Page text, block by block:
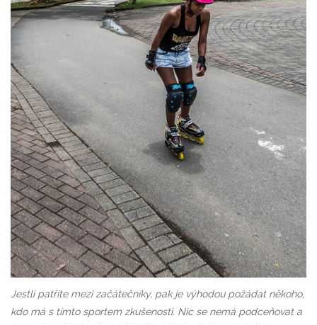
Jestli patříte mezi začátečníky, pak je výhodou požádat někoho,
kdo má s tímto sportem zkušenosti. Nic se nemá podceňovat a